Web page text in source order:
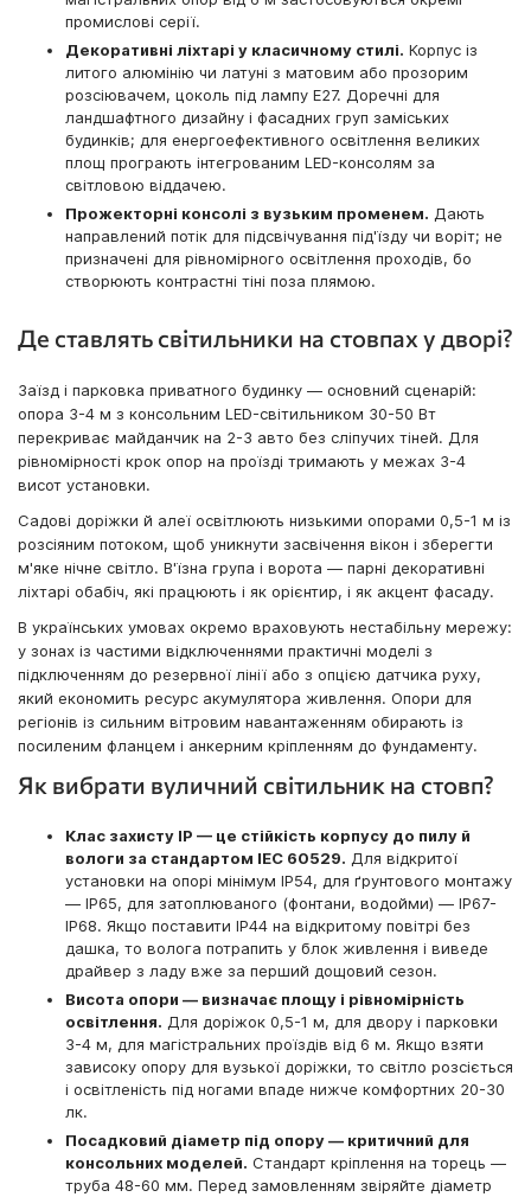
промислові серії.
Декоративні ліхтарі у класичному стилі. Корпус із
литого алюмінію чи латуні з матовим або прозорим
розсіювачем, цоколь під лампу E27. Доречні для
ландшафтного дизайну і фасадних груп заміських
будинків; для енергоефективного освітлення великих
площ програють інтегрованим LED-консолям за
світловою віддачею.
Прожекторні консолі з вузьким променем. Дають
направлений потік для підсвічування під'їзду чи воріт; не
призначені для рівномірного освітлення проходів, бо
створюють контрастні тіні поза плямою.
Де ставлять світильники на стовпах у дворі?
Заїзд і парковка приватного будинку — основний сценарій:
опора 3-4 м з консольним LED-світильником 30-50 Вт
перекриває майданчик на 2-3 авто без сліпучих тіней. Для
рівномірності крок опор на проїзді тримають у межах 3-4
висот установки.
Садові доріжки й алеї освітлюють низькими опорами 0,5-1 м із
розсіяним потоком, щоб уникнути засвічення вікон і зберегти
м'яке нічне світло. В'їзна група і ворота — парні декоративні
ліхтарі обабіч, які працюють і як орієнтир, і як акцент фасаду.
В українських умовах окремо враховують нестабільну мережу:
у зонах із частими відключеннями практичні моделі з
підключенням до резервної лінії або з опцією датчика руху,
який економить ресурс акумулятора живлення. Опори для
регіонів із сильним вітровим навантаженням обирають із
посиленим фланцем і анкерним кріпленням до фундаменту.
Як вибрати вуличний світильник на стовп?
Клас захисту IP — це стійкість корпусу до пилу й
вологи за стандартом IEC 60529. Для відкритої
установки на опорі мінімум IP54, для ґрунтового монтажу
— IP65, для затоплюваного (фонтани, водойми) — IP67-
IP68. Якщо поставити IP44 на відкритому повітрі без
дашка, то волога потрапить у блок живлення і виведе
драйвер з ладу вже за перший дощовий сезон.
Висота опори — визначає площу і рівномірність
освітлення. Для доріжок 0,5-1 м, для двору і парковки
3-4 м, для магістральних проїздів від 6 м. Якщо взяти
зависоку опору для вузької доріжки, то світло розсіється
і освітленість під ногами впаде нижче комфортних 20-30
лк.
Посадковий діаметр під опору — критичний для
консольних моделей. Стандарт кріплення на торець —
труба 48-60 мм. Перед замовленням звіряйте діаметр